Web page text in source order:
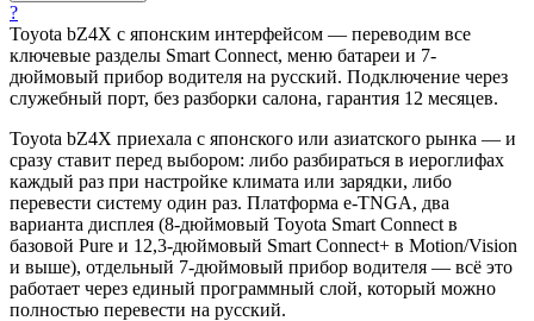
?
Toyota bZ4X с японским интерфейсом — переводим все
ключевые разделы Smart Connect, меню батареи и 7-
дюймовый прибор водителя на русский. Подключение через
служебный порт, без разборки салона, гарантия 12 месяцев.
Toyota bZ4X приехала с японского или азиатского рынка — и
сразу ставит перед выбором: либо разбираться в иероглифах
каждый раз при настройке климата или зарядки, либо
перевести систему один раз. Платформа e-TNGA, два
варианта дисплея (8-дюймовый Toyota Smart Connect в
базовой Pure и 12,3-дюймовый Smart Connect+ в Motion/Vision
и выше), отдельный 7-дюймовый прибор водителя — всё это
работает через единый программный слой, который можно
полностью перевести на русский.